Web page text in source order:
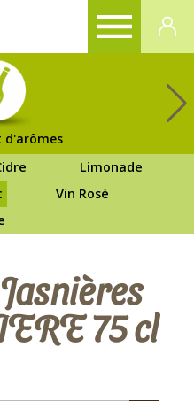
d'arômes
Limonade
Vin Rosé
75 cl